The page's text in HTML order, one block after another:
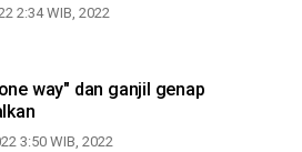
2:34 WIB, 2022
way" dan ganjil genap
3:50 WIB, 2022